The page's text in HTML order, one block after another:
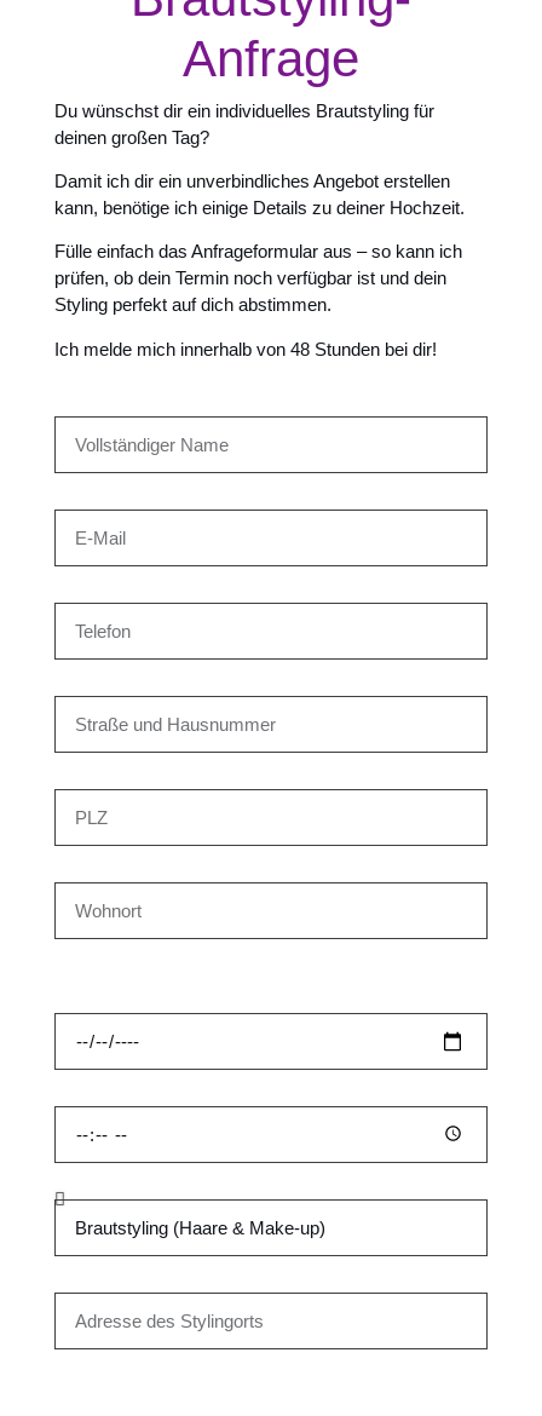
Anfrage
Du wünschst dir ein individuelles Brautstyling für
deinen großen Tag?
Damit ich dir ein unverbindliches Angebot erstellen
kann, benötige ich einige Details zu deiner Hochzeit.
Fülle einfach das Anfrageformular aus – so kann ich
prüfen, ob dein Termin noch verfügbar ist und dein
Styling perfekt auf dich abstimmen.
Ich melde mich innerhalb von 48 Stunden bei dir!